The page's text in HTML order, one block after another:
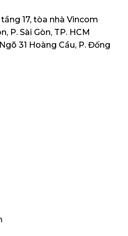
tầng 17, tòa nhà Vincom
P. Sài Gòn, TP. HCM
31 Hoàng Cầu, P. Đống